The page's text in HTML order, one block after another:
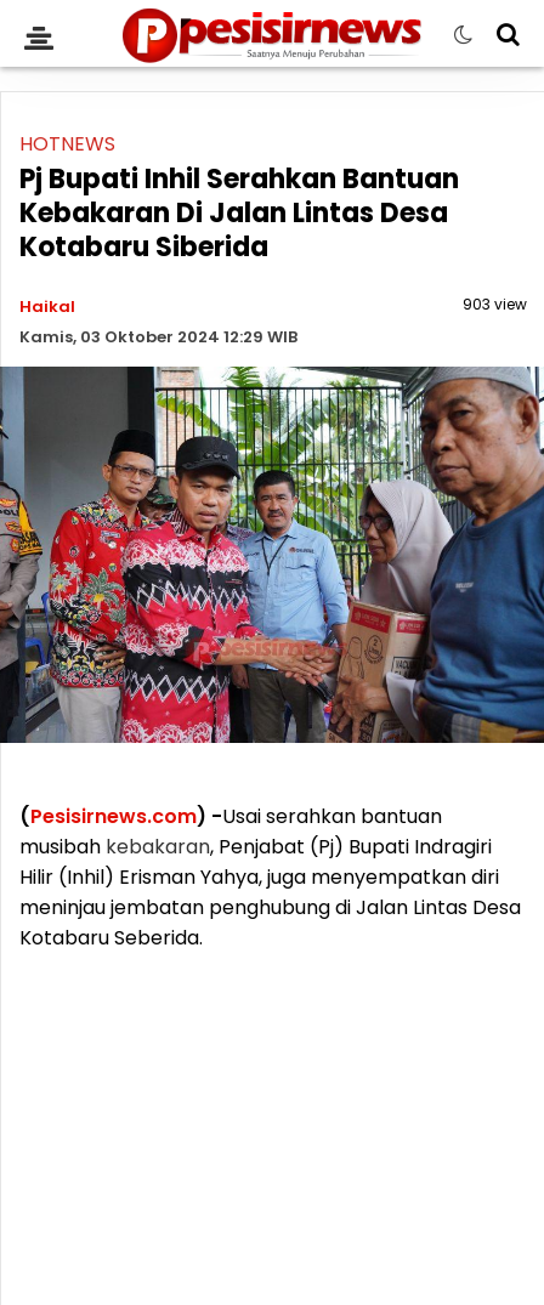
HOTNEWS
Pj Bupati Inhil Serahkan Bantuan
Kebakaran Di Jalan Lintas Desa
Kotabaru Siberida
Haikal
Kamis, 03 Oktober 2024 12:29 WIB
903 view
(Pesisirnews.com) -Usai serahkan bantuan
musibah kebakaran, Penjabat (Pj) Bupati Indragiri
Hilir (Inhil) Erisman Yahya, juga menyempatkan diri
meninjau jembatan penghubung di Jalan Lintas Desa
Kotabaru Seberida.